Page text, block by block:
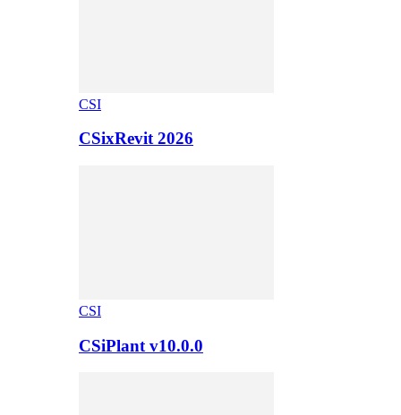
CSI
CSixRevit 2026
CSI
CSiPlant v10.0.0